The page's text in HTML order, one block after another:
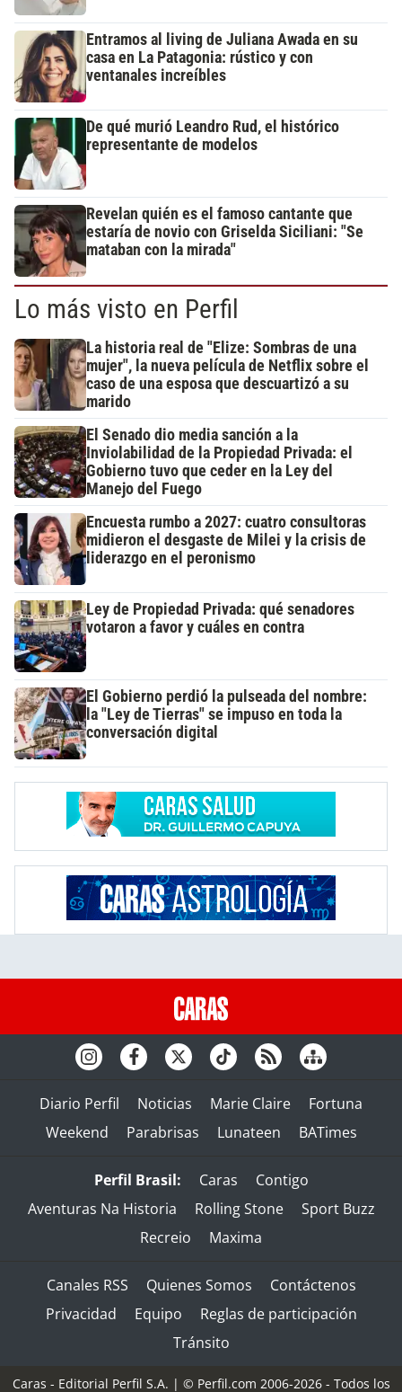
Entramos al living de Juliana Awada en su
casa en La Patagonia: rústico y con
ventanales increíbles
De qué murió Leandro Rud, el histórico
representante de modelos
Revelan quién es el famoso cantante que
estaría de novio con Griselda Siciliani: "Se
mataban con la mirada"
Lo más visto en Perfil
La historia real de "Elize: Sombras de una
mujer", la nueva película de Netflix sobre el
caso de una esposa que descuartizó a su
marido
El Senado dio media sanción a la
Inviolabilidad de la Propiedad Privada: el
Gobierno tuvo que ceder en la Ley del
Manejo del Fuego
Encuesta rumbo a 2027: cuatro consultoras
midieron el desgaste de Milei y la crisis de
liderazgo en el peronismo
Ley de Propiedad Privada: qué senadores
votaron a favor y cuáles en contra
El Gobierno perdió la pulseada del nombre:
la "Ley de Tierras" se impuso en toda la
conversación digital
Diario Perfil Noticias Marie Claire
Fortuna
Weekend
Parabrisas Lunateen BATimes
Perfil Brasil: Caras
Contigo
Aventuras Na Historia
Rolling Stone
Sport Buzz
Recreio
Maxima
Canales RSS Quienes Somos
Contáctenos
Privacidad
Equipo
Reglas de participación
Tránsito
Caras - Editorial Perfil S.A. | © Perfil.com 2006-2026 - Todos los